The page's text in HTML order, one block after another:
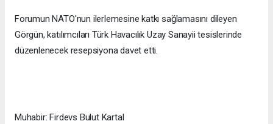
Forumun NATO'nun ilerlemesine katkı sağlamasını dileyen
Görgün, katılımcıları Türk Havacılık Uzay Sanayii tesislerinde
düzenlenecek resepsiyona davet etti.
Muhabir: Firdevs Bulut Kartal